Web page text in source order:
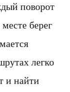
поворот
берег
легко
и найти